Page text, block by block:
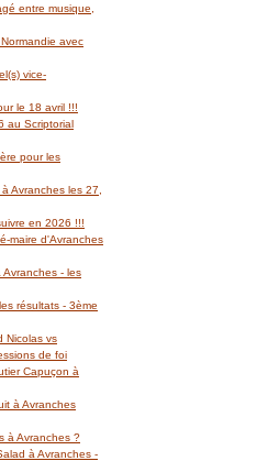
entre musique,
avec
vice-
le 18 avril !!!
au Scriptorial
pour les
Avranches les 27,
en 2026 !!!
maire d'Avranches
- les
résultats - 3ème
Nicolas vs
de foi
Capuçon à
à Avranches
à Avranches ?
à Avranches -